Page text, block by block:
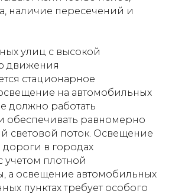
наличие пересечений и
улиц с высокой
движения
стационарное
на автомобильных
должно работать
обеспечивать равномерно
световой поток. Освещение
в городах
учетом плотной
а освещение автомобильных
пунктах требует особого